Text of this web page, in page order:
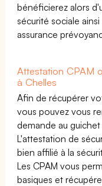
bénéficierez alors
sécurité sociale
assurance
Attestation CPAM
à Chelles
Afin de récupérer
vous pouvez vous
demande au
L'attestation de
bien affilié à la
Les CPAM vous
basiques et